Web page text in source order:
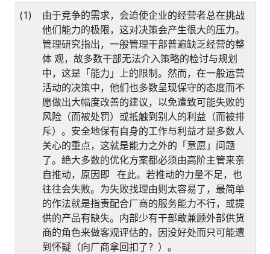
(1)
由于竞争的需求，会迫使企业的经营者总在挑战
他们能力的极限，这对决策会产生很大的压力。
管理研究指出，一般管理干部普遍缺乏经营的整
体 观，故多数干部无法介入策略的检讨与规划
中，这是「能力」上的限制。然而，在一般运营
活动的决策中，他们也多数呈现保守的态度而不
愿做出大幅度改善的建议，以免遭致可能失败的
风险（而被处罚）或抵触到别人的利益（而被排
斥）。安全地保有自身的工作与利益才是多数人
关心的重点，这就是能力之外的「意愿」问题
了。絶大多数的优化方案都必须由高阶主管来亲
自推动，原因即 在此。若推动的力量不足，也
往往会失败。为失败找理由则太容易了，最简单
的作法就是指责配合厂商的服务能力不行，或提
供的产品有缺失。内部少有干部敢兼顾外部供货
商的角色来做客观评估的，因没好处而只可能遭
到怀疑（向厂商拿回扣了？）。